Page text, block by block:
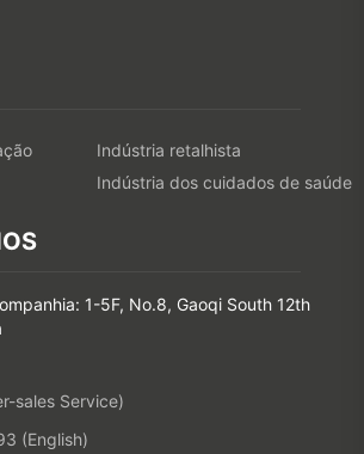
Indústria retalhista
Indústria dos cuidados de saúde
1-5F, No.8, Gaoqi South 12th
sales Service)
(English)